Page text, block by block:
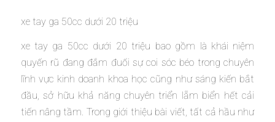
xe tay ga 50cc dưới 20 triệu
xe tay ga 50cc dưới 20 triệu bao gồm là khái niệm
quyến rũ đang đắm đuối sự coi sóc béo trong chuyên
lĩnh vực kinh doanh khoa học cũng như sáng kiến bắt
đầu, sở hữu khả năng chuyên triển lẵm biển hết cải
tiến nâng tầm. Trong giới thiệu bài viết, tất cả hầu như